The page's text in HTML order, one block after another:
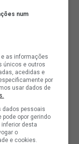
num
as informações
únicos e outros
acedidas e
por
usar dados de
dados pessoais
opor gerindo
inferior desta
o
e cookies.